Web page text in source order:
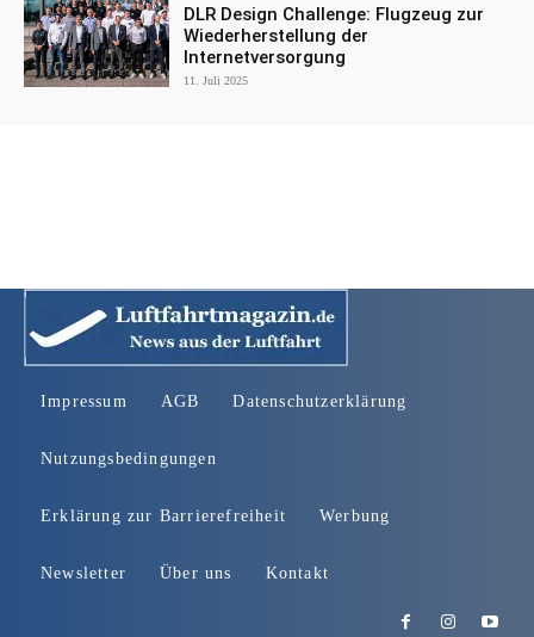
DLR Design Challenge: Flugzeug zur
Wiederherstellung der
Internetversorgung
11. Juli 2025
Impressum AGB Datenschutzerklärung
Nutzungsbedingungen
Erklärung zur Barrierefreiheit Werbung
Newsletter Über uns Kontakt